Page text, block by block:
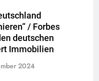
/ Forbes
deutschen
Immobilien
2024